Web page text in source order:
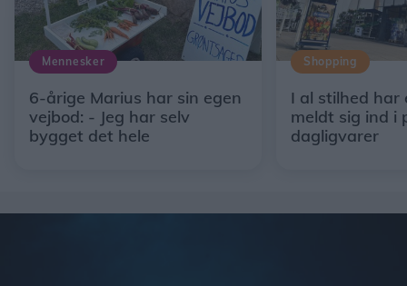
Mennesker
6-årige Marius har sin egen
vejbod: - Jeg har selv
bygget det hele
Shopping
I al stilhed har
meldt sig ind i
dagligvarer